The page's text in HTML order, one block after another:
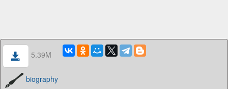
5.39M
biography